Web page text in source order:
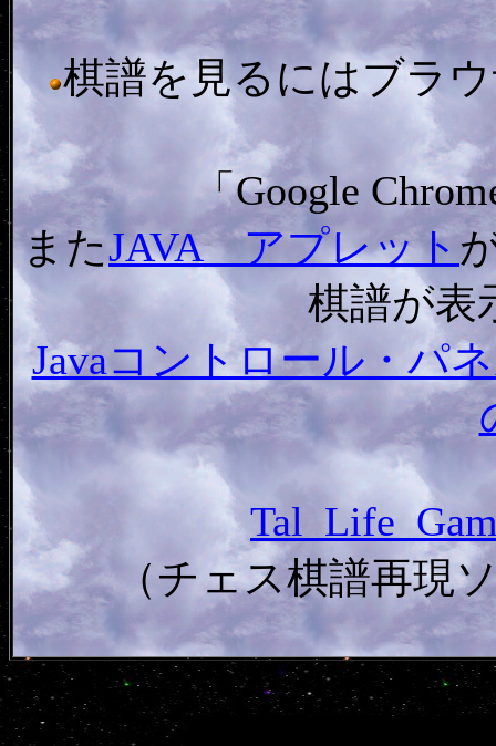
棋譜を見るにはブラ
「Google
またJAVA アプレット
棋譜が表
Javaコントロール・パ
（チェス棋譜再現